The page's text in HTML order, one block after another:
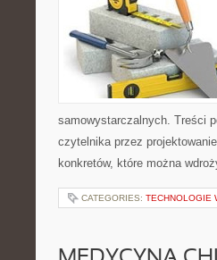
samowystarczalnych. Treści
czytelnika przez
konkretów, które można
CATEGORIES: TECHNOLOGIE